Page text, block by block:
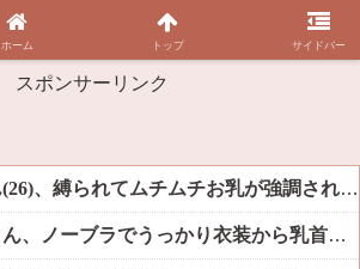
スポンサーリンク
【画像】 吉川愛さん(26)、縛られてムチムチお乳が強調されてしまう
【動画】 女子アナさん、ノーブラでうっかり衣装から乳首が透けてしまう放送事故ｗｗｗ
ホーム トップ サイドバー